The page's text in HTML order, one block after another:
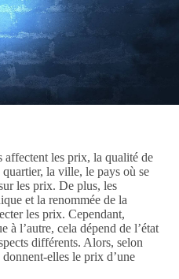
affectent les prix, la qualité de
la ville, le pays où se
les prix. De plus, les
et la renommée de la
les prix. Cependant,
à l’autre, cela dépend de l’état
différents. Alors, selon
elles le prix d’une